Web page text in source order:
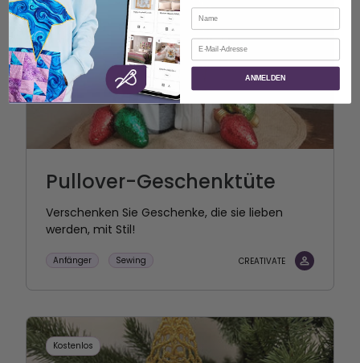
Pullover-Geschenktüte
Verschenken Sie Geschenke, die sie lieben
werden, mit Stil!
Anfänger Sewing CREATIVATE
Kostenlos
Name
E-Mail
ANMELDEN